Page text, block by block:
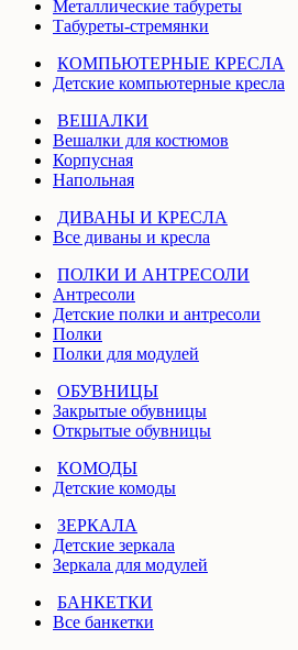
Металлические табуреты
Табуреты-стремянки
КОМПЬЮТЕРНЫЕ КРЕСЛА
Детские компьютерные кресла
ВЕШАЛКИ
Вешалки для костюмов
Корпусная
Напольная
ДИВАНЫ И КРЕСЛА
Все диваны и кресла
ПОЛКИ И АНТРЕСОЛИ
Антресоли
Детские полки и антресоли
Полки
Полки для модулей
ОБУВНИЦЫ
Закрытые обувницы
Открытые обувницы
КОМОДЫ
Детские комоды
ЗЕРКАЛА
Детские зеркала
Зеркала для модулей
БАНКЕТКИ
Все банкетки